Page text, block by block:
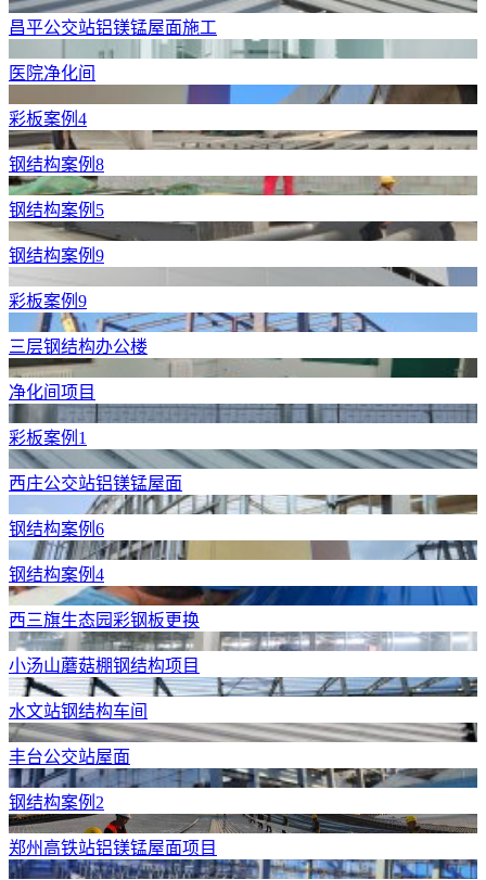
昌平公交站铝镁锰屋面施工
医院净化间
彩板案例4
钢结构案例8
钢结构案例5
钢结构案例9
彩板案例9
三层钢结构办公楼
净化间项目
彩板案例1
西庄公交站铝镁锰屋面
钢结构案例6
钢结构案例4
西三旗生态园彩钢板更换
小汤山蘑菇棚钢结构项目
水文站钢结构车间
丰台公交站屋面
钢结构案例2
郑州高铁站铝镁锰屋面项目